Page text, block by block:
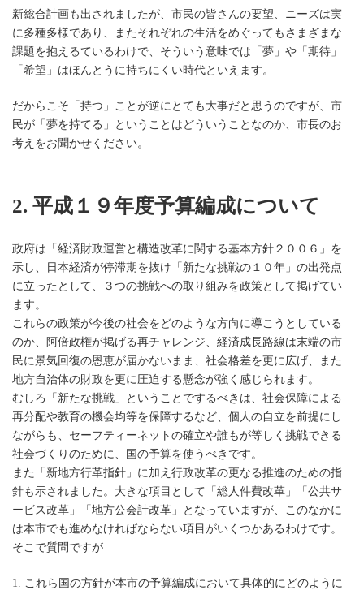
新総合計画も出されましたが、市民の皆さんの要望、ニーズは実
に多種多様であり、またそれぞれの生活をめぐってもさまざまな
課題を抱えるているわけで、そういう意味では「夢」や「期待」
「希望」はほんとうに持ちにくい時代といえます。
だからこそ「持つ」ことが逆にとても大事だと思うのですが、市
民が「夢を持てる」ということはどういうことなのか、市長のお
考えをお聞かせください。
2. 平成１９年度予算編成について
政府は「経済財政運営と構造改革に関する基本方針２００６」を
示し、日本経済が停滞期を抜け「新たな挑戦の１０年」の出発点
に立ったとして、３つの挑戦への取り組みを政策として掲げてい
ます。
これらの政策が今後の社会をどのような方向に導こうとしている
のか、阿倍政権が掲げる再チャレンジ、経済成長路線は末端の市
民に景気回復の恩恵が届かないまま、社会格差を更に広げ、また
地方自治体の財政を更に圧迫する懸念が強く感じられます。
むしろ「新たな挑戦」ということでするべきは、社会保障による
再分配や教育の機会均等を保障するなど、個人の自立を前提にし
ながらも、セーフティーネットの確立や誰もが等しく挑戦できる
社会づくりのために、国の予算を使うべきです。
また「新地方行革指針」に加え行政改革の更なる推進のための指
針も示されました。大きな項目として「総人件費改革」「公共サ
ービス改革」「地方公会計改革」となっていますが、このなかに
は本市でも進めなければならない項目がいくつかあるわけです。
そこで質問ですが
1. これら国の方針が本市の予算編成において具体的にどのように